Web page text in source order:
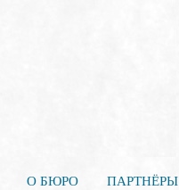
О БЮРО ПАРТНЁРЫ